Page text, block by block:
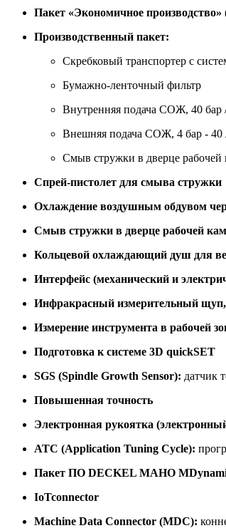
Пакет «Экономичное производство»
Производственный пакет:
Скребковый транспортер с
Бумажно-ленточный фильтр
Внутренняя подача СОЖ, 40 бар
Внешняя подача СОЖ, 4 бар - 40
Смыв стружки в дверце
Спрей-пистолет для смыва стружки
Охлаждение воздушным обдувом
Смыв стружки в дверце рабочей
Кольцевой охлаждающий душ для
Интерфейс (механический и
Инфракрасный измерительный щуп,
Измерение инструмента в рабочей
Подготовка к системе 3D quickSET
SGS (Spindle Growth Sensor): датчик
Повышенная точность
Электронная рукоятка
ATC (Application Tuning Cycle):
Пакет ПО DECKEL MAHO
IoTconnector
Machine Data Connector (MDC):